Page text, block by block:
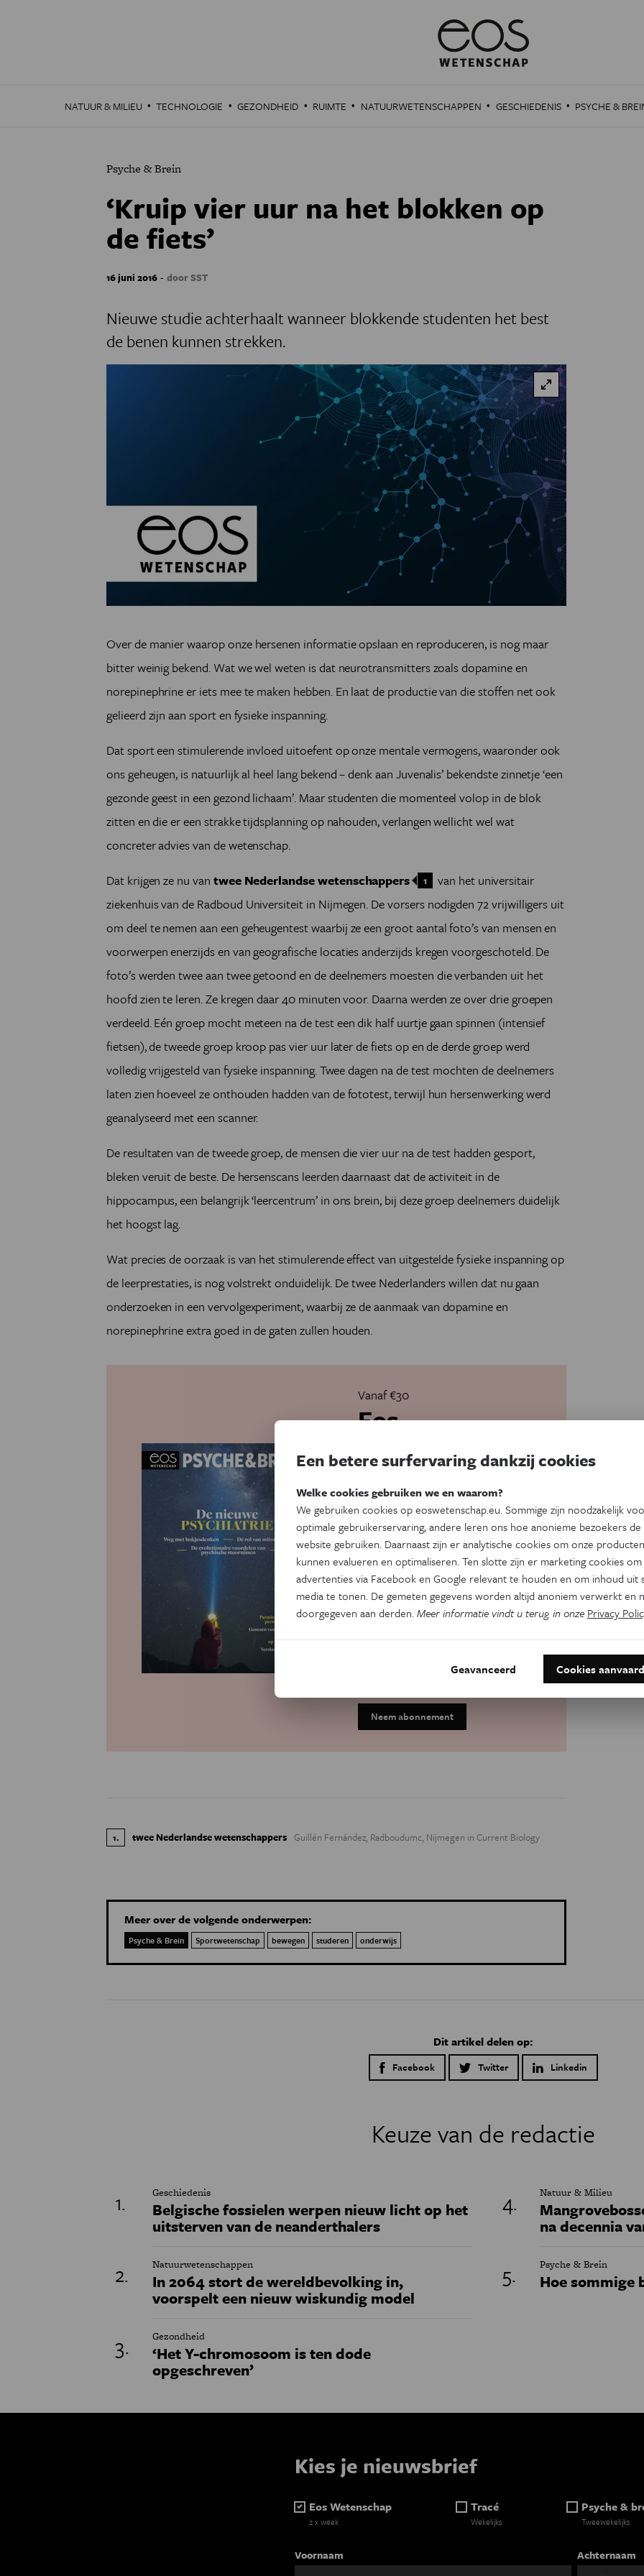
NATUUR & MILIEU · TECHNOLOGIE · GEZONDHEID · RUIMTE · NATUURWETENSCHAPPEN · GESCHIEDENIS · PSYCHE &
Psyche & Brein
‘Kruip vier uur na het blokken op
de fiets’
16 juni 2016 - door SST
Nieuwe studie achterhaalt wanneer blokkende studenten het best
de benen kunnen strekken.
Over de manier waarop onze hersenen informatie opslaan en reproduceren, is nog maar
bitter weinig bekend. Wat we wel weten is dat neurotransmitters zoals dopamine en
norepinephrine er iets mee te maken hebben. En laat de productie van die stoffen net ook
gelieerd zijn aan sport en fysieke inspanning.
Dat sport een stimulerende invloed uitoefent op onze mentale vermogens, waaronder ook
ons geheugen, is natuurlijk al heel lang bekend – denk aan Juvenalis’ bekendste zinnetje ‘een
gezonde geest in een gezond lichaam’. Maar studenten die momenteel volop in de blok
zitten en die er een strakke tijdsplanning op nahouden, verlangen wellicht wel wat
concreter advies van de wetenschap.
Dat krijgen ze nu van twee Nederlandse wetenschappers 1
van het universitair
ziekenhuis van de Radboud Universiteit in Nijmegen. De vorsers nodigden 72 vrijwilligers uit
om deel te nemen aan een geheugentest waarbij ze een groot aantal foto’s van mensen en
voorwerpen enerzijds en van geografische locaties anderzijds kregen voorgeschoteld. De
foto’s werden twee aan twee getoond en de deelnemers moesten die verbanden uit het
hoofd zien te leren. Ze kregen daar 40 minuten voor. Daarna werden ze over drie groepen
verdeeld. Eén groep mocht meteen na de test een dik half uurtje gaan spinnen (intensief
fietsen), de tweede groep kroop pas vier uur later de fiets op en de derde groep werd
volledig vrijgesteld van fysieke inspanning. Twee dagen na de test mochten de deelnemers
laten zien hoeveel ze onthouden hadden van de fototest, terwijl hun hersenwerking werd
geanalyseerd met een scanner.
De resultaten van de tweede groep, de mensen die vier uur na de test hadden gesport,
bleken veruit de beste. De hersenscans leerden daarnaast dat de activiteit in de
hippocampus, een belangrijk ‘leercentrum’ in ons brein, bij deze groep deelnemers duidelijk
het hoogst lag.
Wat precies de oorzaak is van het stimulerende effect van uitgestelde fysieke inspanning op
de leerprestaties, is nog volstrekt onduidelijk. De twee Nederlanders willen dat nu gaan
onderzoeken in een vervolgexperiment, waarbij ze de aanmaak van dopamine en
norepinephrine extra goed in de gaten zullen houden.
Vanaf €30
Eos
Psyche&Brein
Helemaal mee met de nieuwste inzichten
in het brein. Elke twee maanden lees je
uitgebreide achtergrondartikels over
hersenwetenschap, psychologie,
gezondheid en ontwikkeling. Meer inzicht
in het brein geeft je meer inzicht in jezelf,
in anderen en in de wereld.
Psychologie & Hersenwetenschap
Topwetenschappers uit binnen- én
Neem abonnement
1. twee Nederlandse wetenschappers Guillén Fernández, Radboudumc, Nijmegen in Current Biology
Meer over de volgende onderwerpen:
Psyche & Brein Sportwetenschap bewegen studeren onderwijs
Dit artikel delen op:
Facebook Twitter Linkedin
Keuze van de redactie
Geschiedenis
Belgische fossielen werpen nieuw licht op het
uitsterven van de neanderthalers
Natuurwetenschappen
In 2064 stort de wereldbevolking in,
voorspelt een nieuw wiskundig model
Gezondheid
‘Het Y-chromosoom is ten dode
opgeschreven’
Natuur & Milieu
na decennia
Psyche & Brein
Hoe sommige
Kies je nieuwsbrief
Eos Wetenschap
2 x week
Tracé
Wekelijks
Psyche &
Tweewekelijks
Voornaam Achternaam
Een betere surfervaring dankzij cookies
Welke cookies gebruiken we en waarom?
We gebruiken cookies op eoswetenschap.eu. Sommige zijn noodzakelijk
optimale gebruikerservaring, andere leren ons hoe anonieme bezoekers de
website gebruiken. Daarnaast zijn er analytische cookies om onze
kunnen evalueren en optimaliseren. Ten slotte zijn er marketing cookies om
advertenties via Facebook en Google relevant te houden en om inhoud uit
media te tonen. De gemeten gegevens worden altijd anoniem verwerkt en
doorgegeven aan derden.Meer informatie vindt u terug in onze Privacy
Geavanceerd Cookies